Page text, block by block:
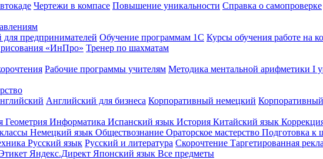
Чертежи в компасе Повышение уникальности Справка о самопроверке
предпринимателей Обучение программам 1С Курсы обучения работе на
«ИнПро» Тренер по шахматам
Рабочие программы учителям Методика ментальной арифметики I
Английский для бизнеса Корпоративный немецкий
Геометрия Информатика Испанский язык История Китайский язык
Немецкий язык Обществознание Ораторское мастерство Подготовка к
Русский язык Русский и литература Скорочтение Таргетированная
Яндекс.Директ Японский язык Все предметы